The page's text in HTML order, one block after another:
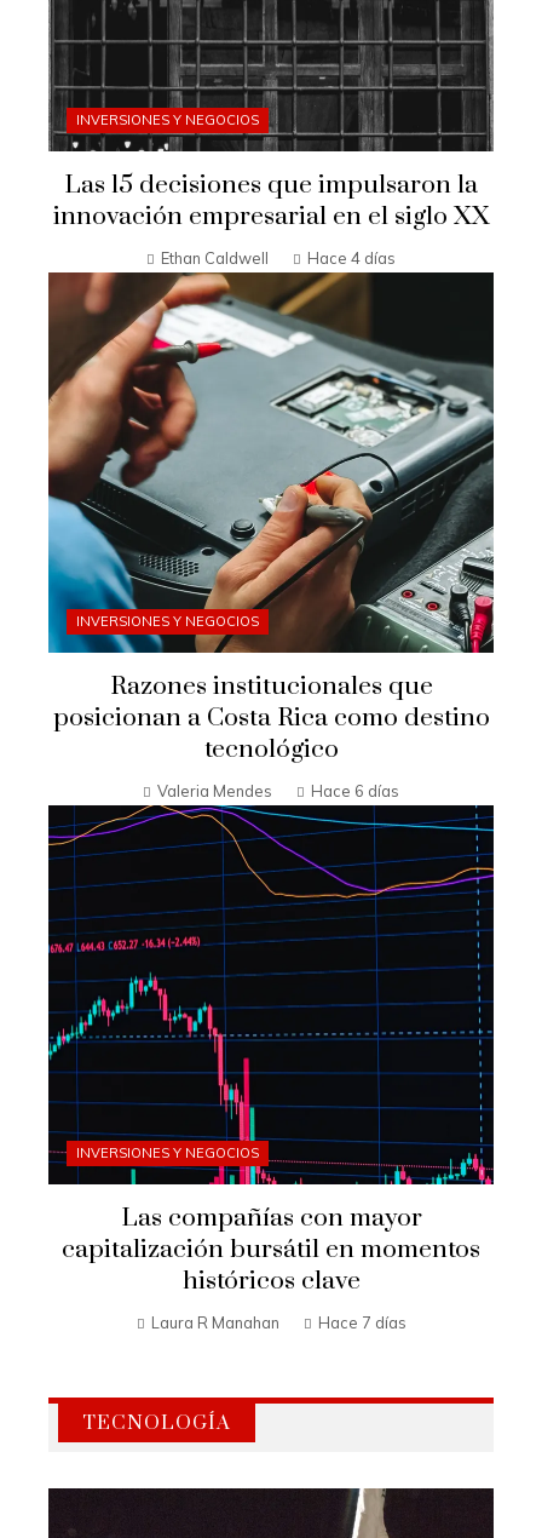
INVERSIONES Y NEGOCIOS
Las 15 decisiones que impulsaron la
innovación empresarial en el siglo XX
Ethan Caldwell Hace 4 días
INVERSIONES Y NEGOCIOS
Razones institucionales que
posicionan a Costa Rica como destino
tecnológico
Valeria Mendes Hace 6 días
INVERSIONES Y NEGOCIOS
Las compañías con mayor
capitalización bursátil en momentos
históricos clave
Laura R Manahan Hace 7 días
TECNOLOGÍA